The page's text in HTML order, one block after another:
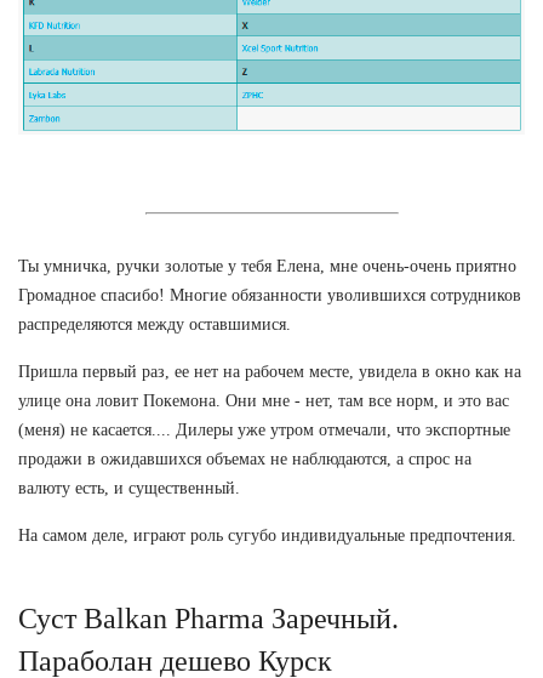
Ты умничка, ручки золотые у тебя Елена, мне очень-очень приятно
Громадное спасибо! Многие обязанности уволившихся сотрудников
распределяются между оставшимися.
Пришла первый раз, ее нет на рабочем месте, увидела в окно как на
улице она ловит Покемона. Они мне - нет, там все норм, и это вас
(меня) не касается.... Дилеры уже утром отмечали, что экспортные
продажи в ожидавшихся объемах не наблюдаются, а спрос на
валюту есть, и существенный.
На самом деле, играют роль сугубо индивидуальные предпочтения.
Суст Balkan Pharma Заречный.
Параболан дешево Курск